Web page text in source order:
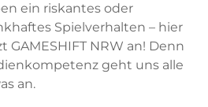
ein riskantes oder
Spielverhalten – hier
GAMESHIFT NRW an! Denn
geht uns alle
an.